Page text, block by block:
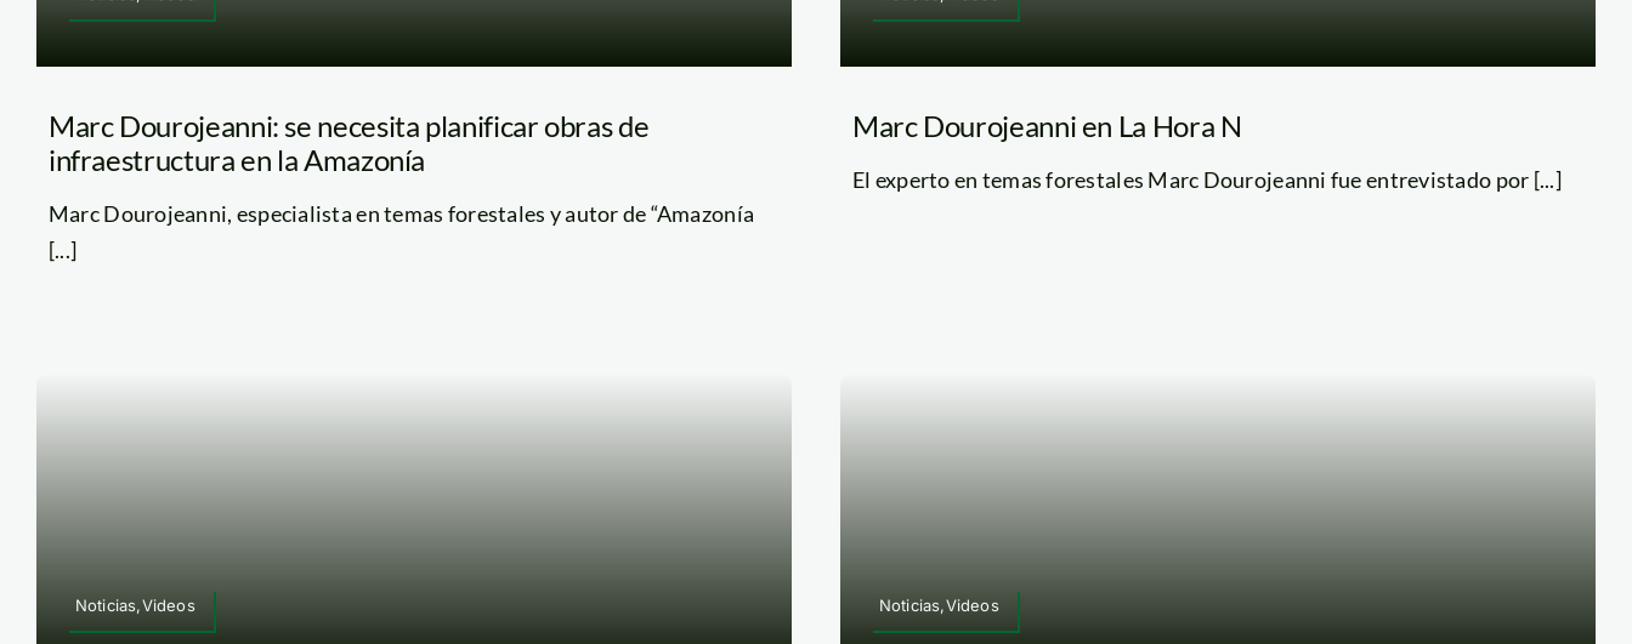
Marc Dourojeanni: se necesita planificar obras de
infraestructura en la Amazonía
Marc Dourojeanni, especialista en temas forestales y autor de “Amazonía
[...]
Marc Dourojeanni en La Hora N
El experto en temas forestales Marc Dourojeanni fue entrevistado por [...]
Noticias,Videos Noticias,Videos